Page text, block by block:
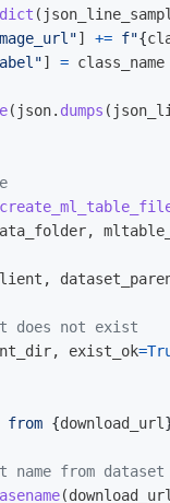
dict (
"] += f"{
"] = class_name
( json. dumps (
,
,
, exist_ok=
from {download_url
(